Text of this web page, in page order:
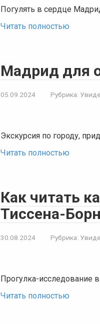
Погулять в сердце
Читать полностью
Мадрид для
05.09.2024 Рубрика:
Экскурсия по городу,
Читать полностью
Как читать
Тиссена-
30.08.2024 Рубрика:
Прогулка-исследование
Читать полностью